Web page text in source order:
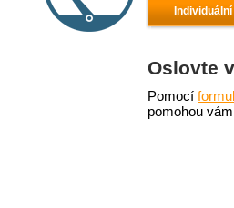
Oslovte
Pomocí
pomohou